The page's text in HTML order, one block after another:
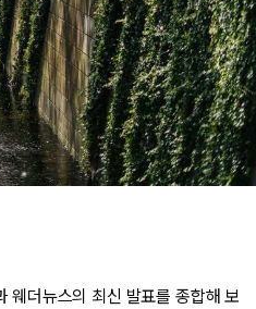
더뉴스의 최신 발표를 종합해 보